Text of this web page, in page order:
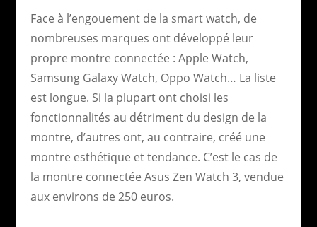
Face à l’engouement de la smart watch, de
nombreuses marques ont développé leur
propre montre connectée : Apple Watch,
Samsung Galaxy Watch, Oppo Watch… La liste
est longue. Si la plupart ont choisi les
fonctionnalités au détriment du design de la
montre, d’autres ont, au contraire, créé une
montre esthétique et tendance. C’est le cas de
la montre connectée Asus Zen Watch 3, vendue
aux environs de 250 euros.